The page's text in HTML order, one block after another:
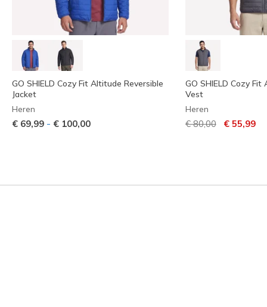
GO SHIELD Cozy Fit Altitude Reversible
Jacket
Heren
€ 69,99 - € 100,00
GO SHIELD Cozy
Vest
Heren
Prijs verlaagd van
€ 80,00naar
€ 55,99